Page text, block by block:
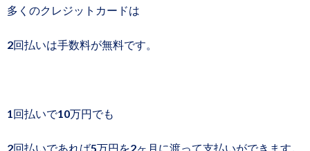
多くのクレジットカードは
2回払いは手数料が無料です。
1回払いで10万円でも
2回払いであれば5万円を2ヶ月に渡って支払いができます。